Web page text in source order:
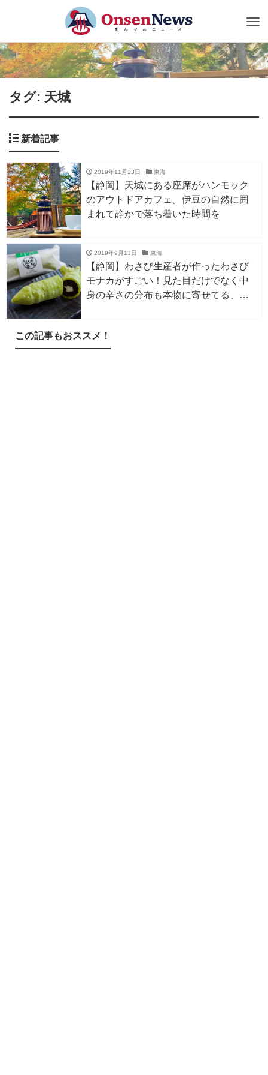
タグ: 天城
新着記事
2019年11月23日 東海
【静岡】天城にある座席がハンモック
のアウトドアカフェ。伊豆の自然に囲
まれて静かで落ち着いた時間を
2019年9月13日 東海
【静岡】わさび生産者が作ったわさび
モナカがすごい！見た目だけでなく中
身の辛さの分布も本物に寄せてる、こ
この記事もおススメ！